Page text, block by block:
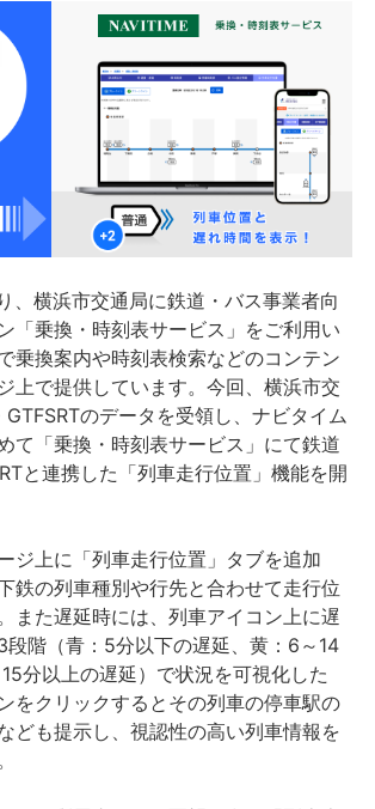
横浜市交通局に鉄道・バス事業者向
「乗換・時刻表サービス」をご利用い
乗換案内や時刻表検索などのコンテン
上で提供しています。今回、横浜市交
GTFSRTのデータを受領し、ナビタイム
て「乗換・時刻表サービス」にて鉄道
と連携した「列車走行位置」機能を開
ジ上に「列車走行位置」タブを追加
鉄の列車種別や行先と合わせて走行位
また遅延時には、列車アイコン上に遅
段階（青：5分以下の遅延、黄：6～14
分以上の遅延）で状況を可視化した
をクリックするとその列車の停車駅の
ども提示し、視認性の高い列車情報を